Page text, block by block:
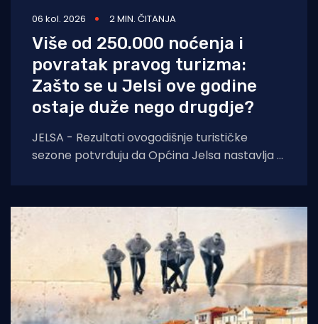
06 kol. 2026 2 MIN. ČITANJA
Više od 250.000 noćenja i
povratak pravog turizma:
Zašto se u Jelsi ove godine
ostaje duže nego drugdje?
JELSA - Rezultati ovogodišnje turističke
sezone potvrđuju da Općina Jelsa nastavlja u